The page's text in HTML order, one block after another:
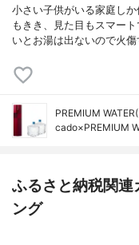
小さい子供がいる家庭し
もきき、見た目もスマー
いとお湯は出ないので火
PREMIUM
cado×PREMIUM
ふるさと納税関
ング